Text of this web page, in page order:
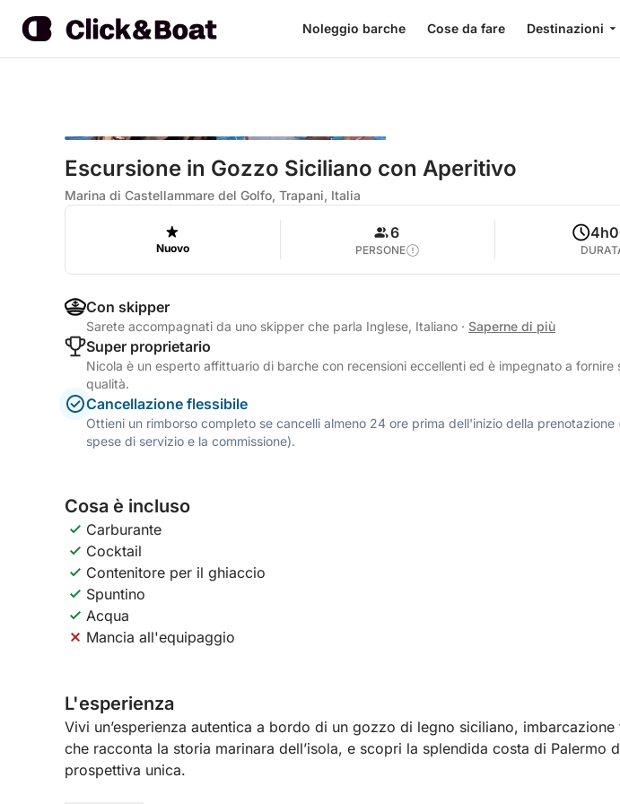
Noleggio barche Cose da fare Destinazioni
Escursione in Gozzo Siciliano con Aperitivo
Marina di Castellammare del Golfo, Trapani, Italia
Nuovo
6
PERSONE
Con skipper
Sarete accompagnati da uno skipper che parla Inglese, Italiano · Saperne di più
Super proprietario
Nicola è un esperto affittuario di barche con recensioni eccellenti ed è impegnato a fornire
qualità.
Cancellazione flessibile
Ottieni un rimborso completo se cancelli almeno 24 ore prima dell'inizio della prenotazione
spese di servizio e la commissione).
Cosa è incluso
Carburante
Cocktail
Contenitore per il ghiaccio
Spuntino
Acqua
Mancia all'equipaggio
L'esperienza
Vivi un’esperienza autentica a bordo di un gozzo di legno siciliano,
che racconta la storia marinara dell’isola, e scopri la splendida costa di Palermo
prospettiva unica.